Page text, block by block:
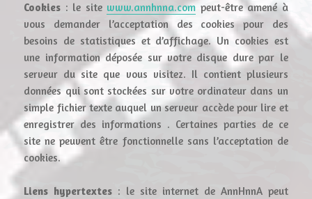
Cookies : le site www.annhnna.com peut-être amené à
vous demander l’acceptation des cookies pour des
besoins de statistiques et d’affichage. Un cookies est
une information déposée sur votre disque dure par le
serveur du site que vous visitez. Il contient plusieurs
données qui sont stockées sur votre ordinateur dans un
simple fichier texte auquel un serveur accède pour lire et
enregistrer des informations . Certaines parties de ce
site ne peuvent être fonctionnelle sans l’acceptation de
cookies.
Liens hypertextes : le site internet de AnnHnnA peut